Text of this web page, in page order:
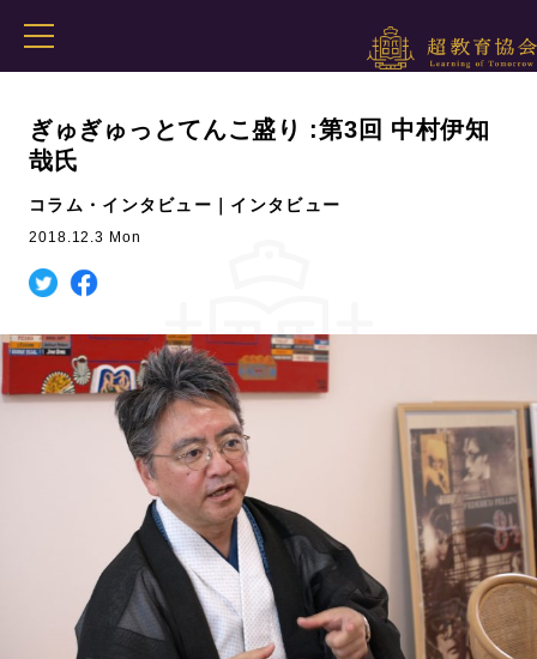
ぎゅぎゅっとてんこ盛り :第3回 中村伊知
哉氏
コラム・インタビュー｜インタビュー
2018.12.3 Mon